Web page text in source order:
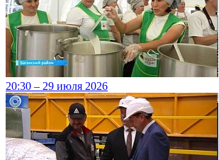
20:30 – 29 июля 2026